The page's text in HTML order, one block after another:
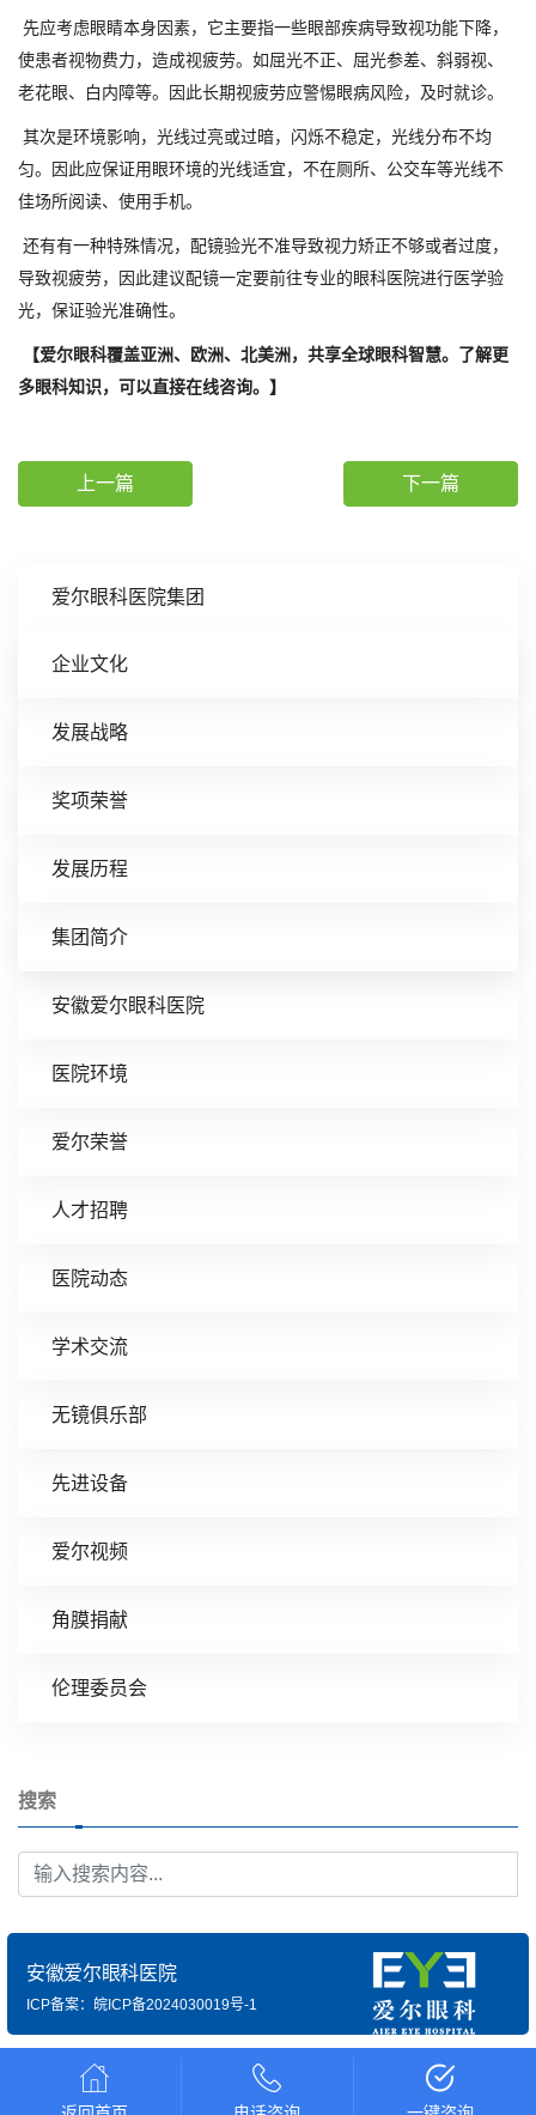
爱尔眼科医院集团
企业文化
发展战略
奖项荣誉
发展历程
集团简介
安徽爱尔眼科医院
医院环境
爱尔荣誉
人才招聘
医院动态
学术交流
无镜俱乐部
先进设备
爱尔视频
角膜捐献
伦理委员会
搜索
先应考虑眼睛本身因素，它主要指一些眼部疾病导致视功能下降，
使患者视物费力，造成视疲劳。如屈光不正、屈光参差、斜弱视、
老花眼、白内障等。因此长期视疲劳应警惕眼病风险，及时就诊。
其次是环境影响，光线过亮或过暗，闪烁不稳定，光线分布不均
匀。因此应保证用眼环境的光线适宜，不在厕所、公交车等光线不
佳场所阅读、使用手机。
还有有一种特殊情况，配镜验光不准导致视力矫正不够或者过度，
导致视疲劳，因此建议配镜一定要前往专业的眼科医院进行医学验
光，保证验光准确性。
【爱尔眼科覆盖亚洲、欧洲、北美洲，共享全球眼科智慧。了解更
多眼科知识，可以直接在线咨询。】
上一篇 下一篇
安徽爱尔眼科医院
ICP备案：皖ICP备2024030019号-1